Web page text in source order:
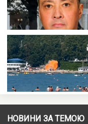
НОВИНИ ЗА ТЕМОЮ